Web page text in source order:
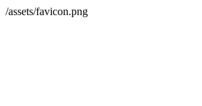
/assets/favicon.png